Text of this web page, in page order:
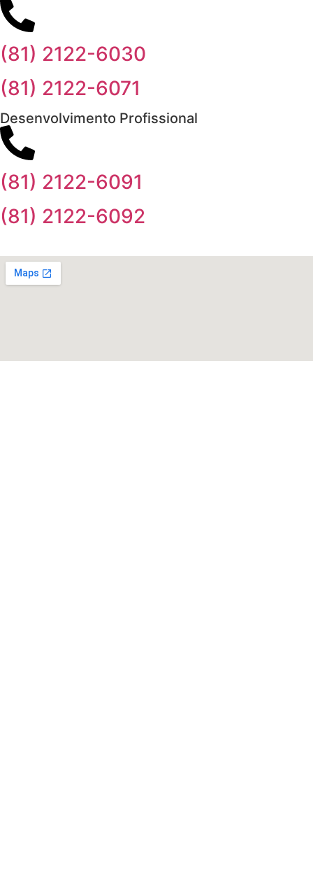
(81) 2122-6030
(81) 2122-6071
Desenvolvimento Profissional
(81) 2122-6091
(81) 2122-6092